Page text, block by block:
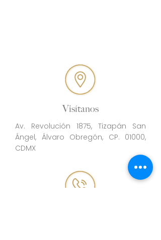
Visítanos
Av. Revolución 1875, Tizapán San
Ángel, Álvaro Obregón, CP. 01000,
CDMX